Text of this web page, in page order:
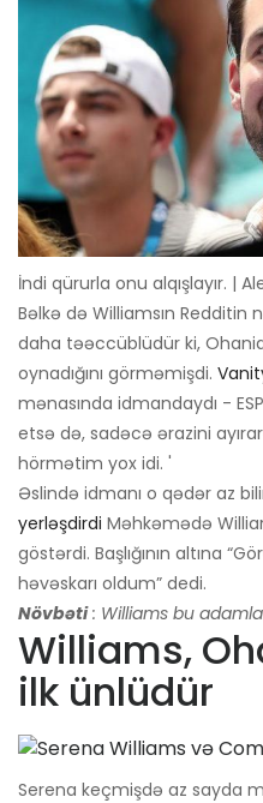
İndi qürurla onu alqışlayır. |
Bəlkə də Williamsın
daha təəccüblüdür ki,
oynadığını görməmişdi.
mənasında idmandaydı -
etsə də, sadəcə ərazini
hörmətim yox idi. '
Əslində idmanı o qədər az
yerləşdirdi Məhkəmədə
göstərdi. Başlığının altına
həvəskarı oldum” dedi.
Növbəti : Williams bu
Williams,
ilk ünlüdür
Serena keçmişdə az sayda